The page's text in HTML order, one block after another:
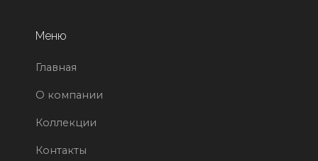
Меню
Главная
О компании
Коллекции
Контакты